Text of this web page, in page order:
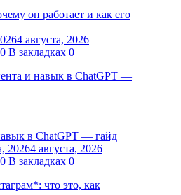
он работает и как его
4 августа, 2026
0 В закладках 0
в ChatGPT — гайд
20264 августа, 2026
0 В закладках 0